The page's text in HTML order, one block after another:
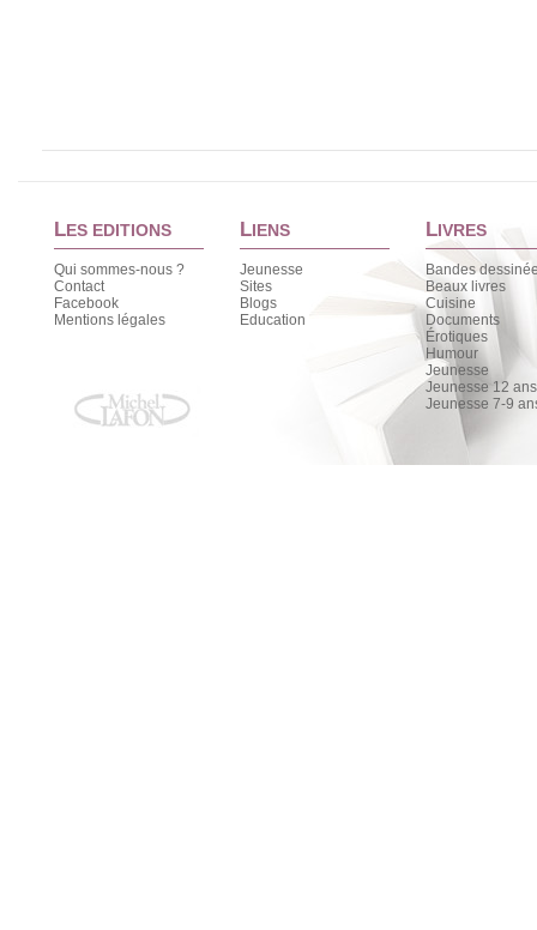
LES EDITIONS
Qui sommes-nous ?
Contact
Facebook
Mentions légales
LIENS
Jeunesse
Sites
Blogs
Education
LIVRES
Bandes
Beaux livres
Cuisine
Documents
Érotiques
Humour
Jeunesse
Jeunesse 12
Jeunesse 7-9